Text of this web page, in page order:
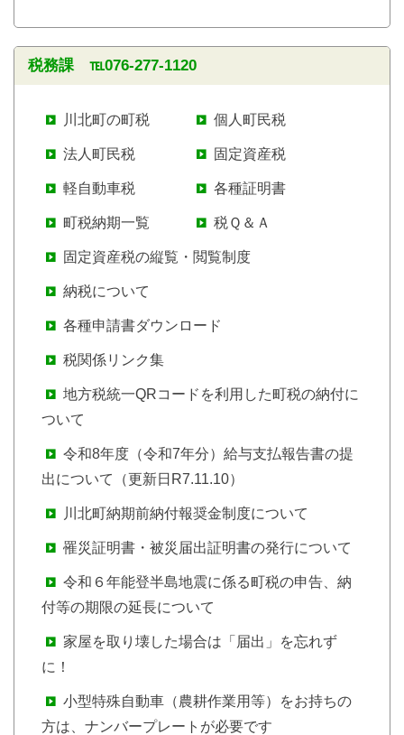
税務課 ℡076-277-1120
川北町の町税 個人町民税
法人町民税 固定資産税
軽自動車税 各種証明書
町税納期一覧 税Ｑ＆Ａ
固定資産税の縦覧・閲覧制度
納税について
各種申請書ダウンロード
税関係リンク集
地方税統一QRコードを利用した町税の納付に
ついて
令和8年度（令和7年分）給与支払報告書の提
出について（更新日R7.11.10）
川北町納期前納付報奨金制度について
罹災証明書・被災届出証明書の発行について
令和６年能登半島地震に係る町税の申告、納
付等の期限の延長について
家屋を取り壊した場合は「届出」を忘れず
に！
小型特殊自動車（農耕作業用等）をお持ちの
方は、ナンバープレートが必要です